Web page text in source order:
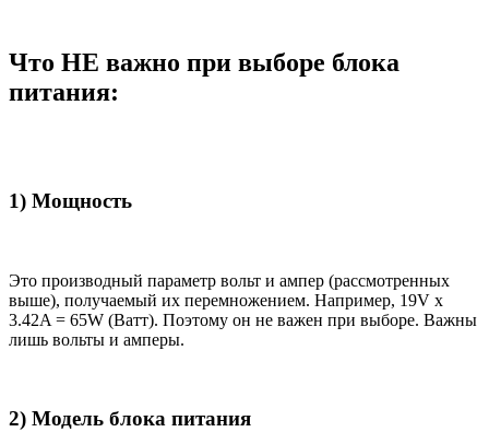
Что НЕ важно при выборе блока
питания:
1) Мощность
Это производный параметр вольт и ампер (рассмотренных
выше), получаемый их перемножением. Например, 19V x
3.42A = 65W (Ватт). Поэтому он не важен при выборе. Важны
лишь вольты и амперы.
2) Модель блока питания